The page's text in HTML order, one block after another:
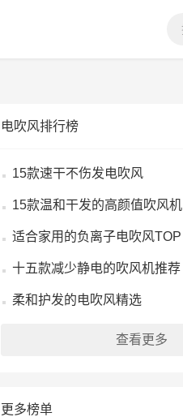
电吹风排行榜
15款速干不伤发电吹风
15款温和干发的高颜值吹风机
适合家用的负离子电吹风TOP
十五款减少静电的吹风机推荐
柔和护发的电吹风精选
查看更多
更多榜单